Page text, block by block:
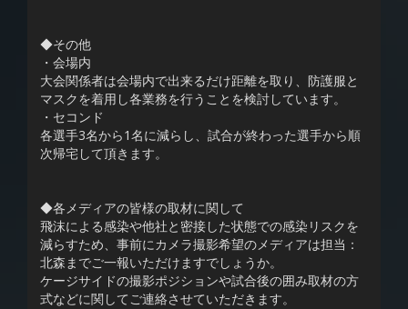
◆その他
・会場内
大会関係者は会場内で出来るだけ距離を取り、防護服と
マスクを着用し各業務を行うことを検討しています。
・セコンド
各選手3名から1名に減らし、試合が終わった選手から順
次帰宅して頂きます。
◆各メディアの皆様の取材に関して
飛沫による感染や他社と密接した状態での感染リスクを
減らすため、事前にカメラ撮影希望のメディアは担当：
北森までご一報いただけますでしょうか。
ケージサイドの撮影ポジションや試合後の囲み取材の方
式などに関してご連絡させていただきます。